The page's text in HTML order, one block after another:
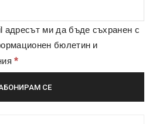
адресът ми да бъде съхранен с
бюлетин и
*